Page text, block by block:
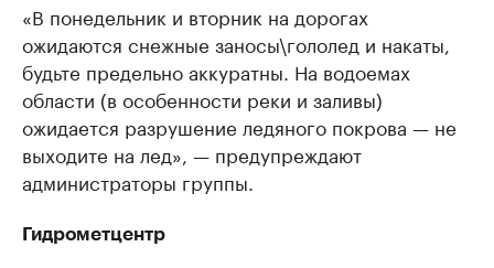
«В понедельник и вторник на дорогах
ожидаются снежные заносы\гололед и накаты,
будьте предельно аккуратны. На водоемах
области (в особенности реки и заливы)
ожидается разрушение ледяного покрова — не
выходите на лед», — предупреждают
администраторы группы.
Гидрометцентр